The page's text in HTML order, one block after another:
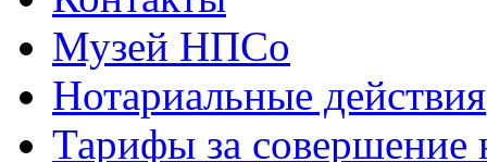
Музей НПСо
Нотариальные действия
Тарифы за совершение